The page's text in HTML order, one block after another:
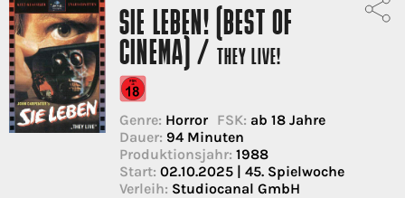
SIE LEBEN! (BEST OF
CINEMA) /
THEY LIVE!
Genre: Horror FSK: ab 18 Jahre
Dauer: 94 Minuten
Produktionsjahr: 1988
Start: 02.10.2025 | 45. Spielwoche
Verleih: Studiocanal GmbH